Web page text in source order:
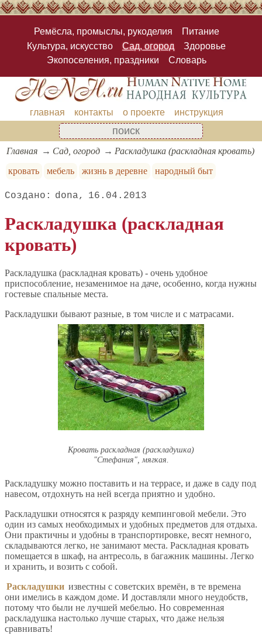
Ремёсла, промыслы, рукоделия
Питание
Культура, искусство
Сад, огород
Здоровье
Экопоселения, праздники
Словарь
главная контакты о проекте инструкция
Главная Сад, огород
Раскладушка (раскладная кровать)
кровать
мебель жизнь в деревне народный быт
dona 16.04.2013
Раскладушка (раскладная
кровать)
Раскладушка (раскладная кровать) - очень удобное
приспособление, незаменимое на даче, особенно, когда нужны
гостевые спальные места.
Раскладушки бывают разные, в том числе и с матрасами.
Кровать раскладная (раскладушка)
"Стефания", мягкая.
Раскладушку можно поставить и на террасе, и даже в саду под
навесом, отдохнуть на ней всегда приятно и удобно.
Раскладушки относятся к разряду кемпинговой мебели. Это
один из самых необходимых и удобных предметов для отдыха.
Они практичны и удобны в транспортировке, весят немного,
складываются легко, не занимают места. Раскладная кровать
помещается в шкаф, на антресоль, в багажник машины. Легко
и хранить, и возить с собой.
Раскладушки известны с советских времён, в те времена
они имелись в каждом доме. И доставляли много неудобств,
потому что были не лучшей мебелью. Но современная
раскладушка настолько лучше старых, что даже нельзя
сравнивать!